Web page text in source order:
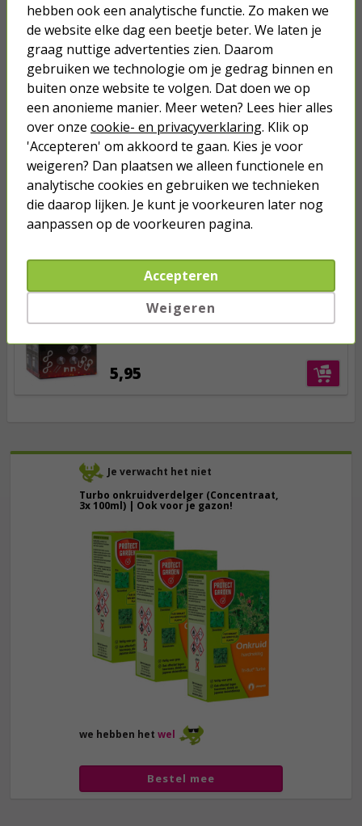
Je verwacht het niet
Turbo onkruidverdelger (Concentraat,
3x 100ml) | Ook voor je gazon!
we hebben het wel
Bestel mee
Klanten geven Kabelshop een 9.1/10
Al 4 keer verkozen tot beste webwinkel
Anderen kochten ook...
AA batterij - Nedis - 4 stuks
(Alkaline, 1.5 V)
2,25
Draadverlichting op batterijen | 2.4
meter | Konstsmide (20 leds,
Kerstverlichting bevestigingsset |
5,95
hebben ook een analytische functie. Zo maken we
de website elke dag een beetje beter. We laten je
graag nuttige advertenties zien. Daarom
gebruiken we technologie om je gedrag binnen en
buiten onze website te volgen. Dat doen we op
een anonieme manier. Meer weten? Lees hier alles
over onze cookie- en privacyverklaring. Klik op
'Accepteren' om akkoord te gaan. Kies je voor
weigeren? Dan plaatsen we alleen functionele en
analytische cookies en gebruiken we technieken
die daarop lijken. Je kunt je voorkeuren later nog
aanpassen op de voorkeuren pagina.
Accepteren
Weigeren